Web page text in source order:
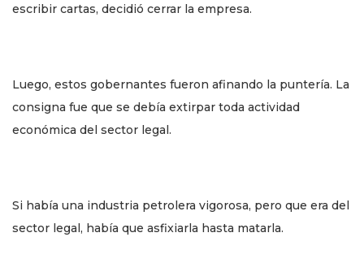
escribir cartas, decidió cerrar la empresa.
Luego, estos gobernantes fueron afinando la puntería. La
consigna fue que se debía extirpar toda actividad
económica del sector legal.
Si había una industria petrolera vigorosa, pero que era del
sector legal, había que asfixiarla hasta matarla.